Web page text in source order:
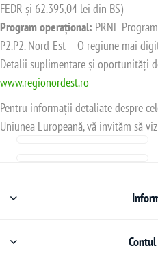
FEDR și 62.395,04 lei din BS)
Program operațional: PRNE
P2.P2. Nord-Est – O regiune mai
Detalii suplimentare și oportunități
www.regionordest.ro
Pentru informații detaliate despre
Uniunea Europeană, vă invităm să